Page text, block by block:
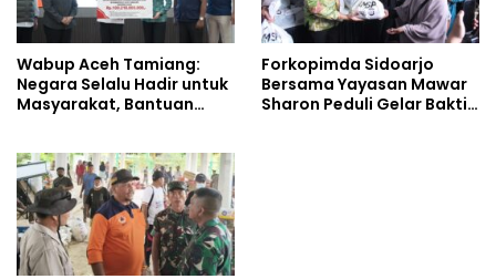
Wabup Aceh Tamiang:
Negara Selalu Hadir untuk
Masyarakat, Bantuan
Forkopimda Sidoarjo
Bersama Yayasan Mawar
Sharon Peduli Gelar Bakti